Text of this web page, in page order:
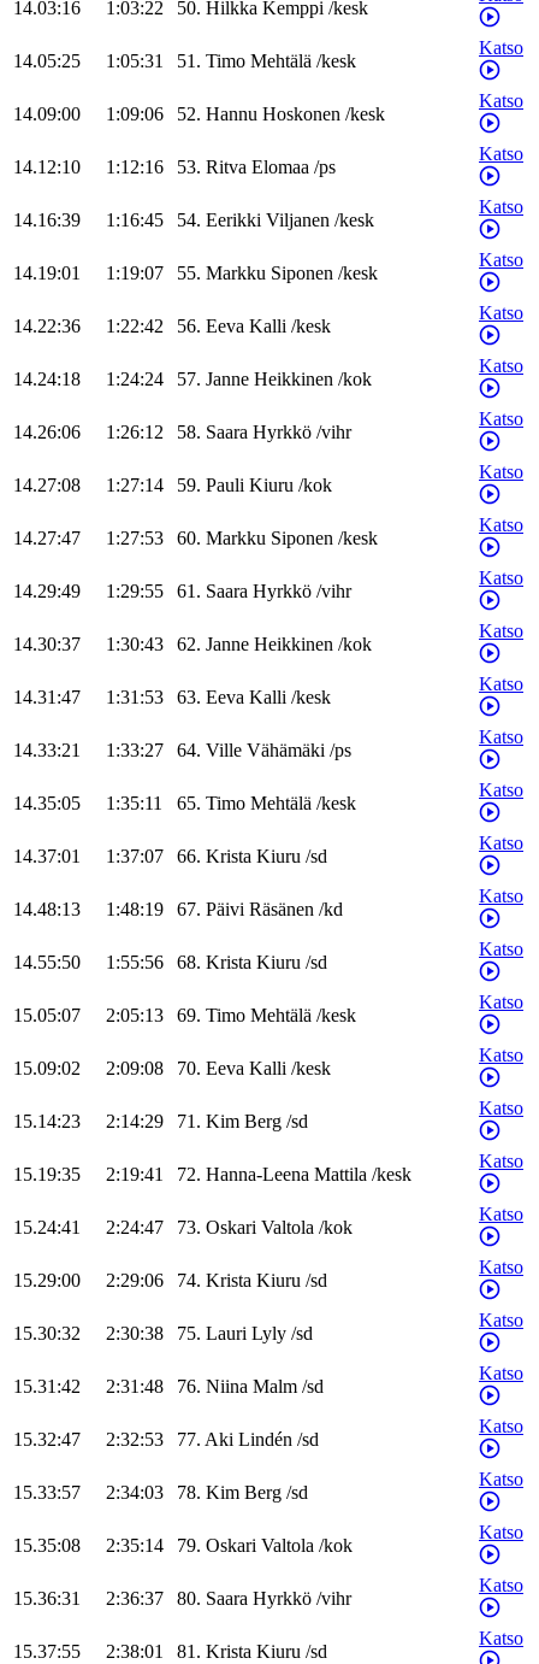
14.03:16 1:03:22 50. Hilkka Kemppi /kesk
14.05:25 1:05:31 51. Timo Mehtälä /kesk
Katso
14.09:00 1:09:06 52. Hannu Hoskonen /kesk
Katso
14.12:10 1:12:16 53. Ritva Elomaa /ps
Katso
14.16:39 1:16:45 54. Eerikki Viljanen /kesk
Katso
14.19:01 1:19:07 55. Markku Siponen /kesk
Katso
14.22:36 1:22:42 56. Eeva Kalli /kesk
Katso
14.24:18 1:24:24 57. Janne Heikkinen /kok
Katso
14.26:06 1:26:12 58. Saara Hyrkkö /vihr
Katso
14.27:08 1:27:14 59. Pauli Kiuru /kok
Katso
14.27:47 1:27:53 60. Markku Siponen /kesk
Katso
14.29:49 1:29:55 61. Saara Hyrkkö /vihr
Katso
14.30:37 1:30:43 62. Janne Heikkinen /kok
Katso
14.31:47 1:31:53 63. Eeva Kalli /kesk
Katso
14.33:21 1:33:27 64. Ville Vähämäki /ps
Katso
14.35:05 1:35:11 65. Timo Mehtälä /kesk
Katso
14.37:01 1:37:07 66. Krista Kiuru /sd
Katso
14.48:13 1:48:19 67. Päivi Räsänen /kd
Katso
14.55:50 1:55:56 68. Krista Kiuru /sd
Katso
15.05:07 2:05:13 69. Timo Mehtälä /kesk
Katso
15.09:02 2:09:08 70. Eeva Kalli /kesk
Katso
15.14:23 2:14:29 71. Kim Berg /sd
Katso
15.19:35 2:19:41 72. Hanna-Leena Mattila /kesk
Katso
15.24:41 2:24:47 73. Oskari Valtola /kok
Katso
15.29:00 2:29:06 74. Krista Kiuru /sd
Katso
15.30:32 2:30:38 75. Lauri Lyly /sd
Katso
15.31:42 2:31:48 76. Niina Malm /sd
Katso
15.32:47 2:32:53 77. Aki Lindén /sd
Katso
15.33:57 2:34:03 78. Kim Berg /sd
Katso
15.35:08 2:35:14 79. Oskari Valtola /kok
Katso
15.36:31 2:36:37 80. Saara Hyrkkö /vihr
Katso
15.37:55 2:38:01 81. Krista Kiuru /sd
Katso